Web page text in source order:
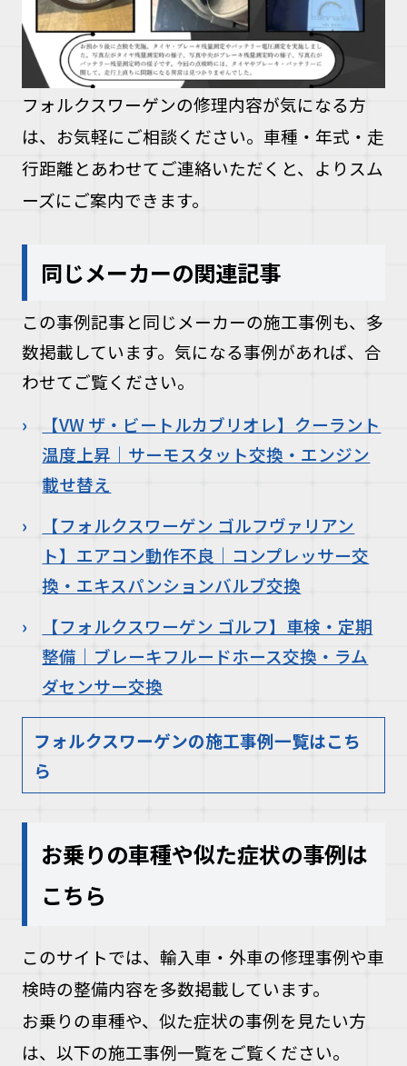
フォルクスワーゲンの修理内容が気になる方
は、お気軽にご相談ください。車種・年式・走
行距離とあわせてご連絡いただくと、よりスム
ーズにご案内できます。
同じメーカーの関連記事
この事例記事と同じメーカーの施工事例も、多
数掲載しています。気になる事例があれば、合
わせてご覧ください。
【VW ザ・ビートルカブリオレ】クーラント
温度上昇｜サーモスタット交換・エンジン
載せ替え
【フォルクスワーゲン ゴルフヴァリアン
ト】エアコン動作不良｜コンプレッサー交
換・エキスパンションバルブ交換
【フォルクスワーゲン ゴルフ】車検・定期
整備｜ブレーキフルードホース交換・ラム
ダセンサー交換
フォルクスワーゲンの施工事例一覧はこち
ら
お乗りの車種や似た症状の事例は
こちら
このサイトでは、輸入車・外車の修理事例や車
検時の整備内容を多数掲載しています。
お乗りの車種や、似た症状の事例を見たい方
は、以下の施工事例一覧をご覧ください。